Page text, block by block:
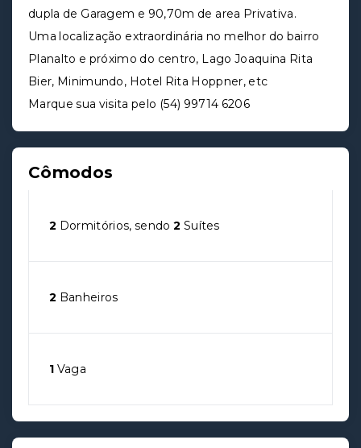
dupla de Garagem e 90,70m de area Privativa.
Uma localização extraordinária no melhor do bairro
Planalto e próximo do centro, Lago Joaquina Rita
Bier, Minimundo, Hotel Rita Hoppner, etc
Marque sua visita pelo (54) 99714 6206
Cômodos
2 Dormitórios, sendo2 Suítes
2 Banheiros
1 Vaga